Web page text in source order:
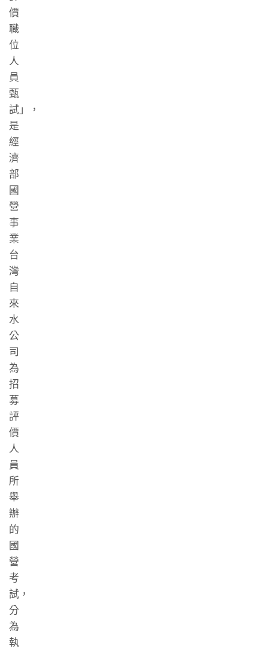
價
職
位
人
員
甄
試」，
是
經
濟
部
國
營
事
業
台
灣
自
來
水
公
司
為
招
募
評
價
人
員
所
舉
辦
的
國
營
考
試，
分
為
執